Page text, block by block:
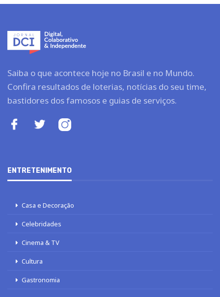
Saiba o que acontece hoje no Brasil e no Mundo.
Confira resultados de loterias, notícias do seu time,
bastidores dos famosos e guias de serviços.
ENTRETENIMENTO
Casa e Decoração
Celebridades
Cinema & TV
Cultura
Gastronomia